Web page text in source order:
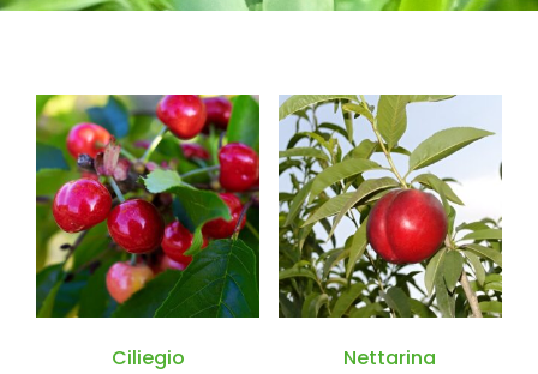
Ciliegio Nettarina